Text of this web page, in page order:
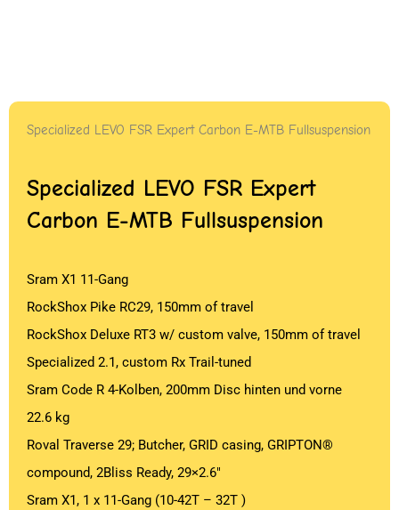
Specialized LEVO FSR Expert Carbon E-MTB Fullsuspension
Specialized LEVO FSR Expert
Carbon E-MTB Fullsuspension
Sram X1 11-Gang
RockShox Pike RC29, 150mm of travel
RockShox Deluxe RT3 w/ custom valve, 150mm of travel
Specialized 2.1, custom Rx Trail-tuned
Sram Code R 4-Kolben, 200mm Disc hinten und vorne
22.6 kg
Roval Traverse 29; Butcher, GRID casing, GRIPTON®
compound, 2Bliss Ready, 29×2.6″
Sram X1, 1 x 11-Gang (10-42T – 32T )